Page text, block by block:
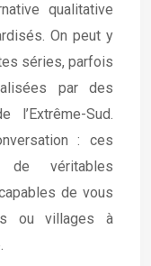
qualitative
On peut y
séries, parfois
par des
Sud.
: ces
de véritables
de vous
ou villages à